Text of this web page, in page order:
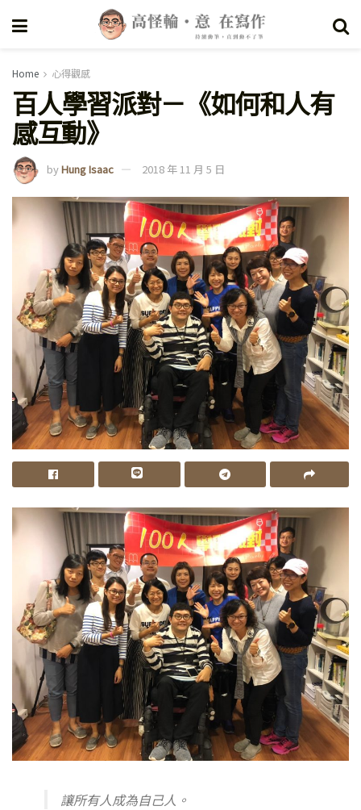
Home 心得觀感
百人學習派對－《如何和人有
感互動》
byHung Isaac 2018 年 11 月 5 日
讓所有人成為自己人。